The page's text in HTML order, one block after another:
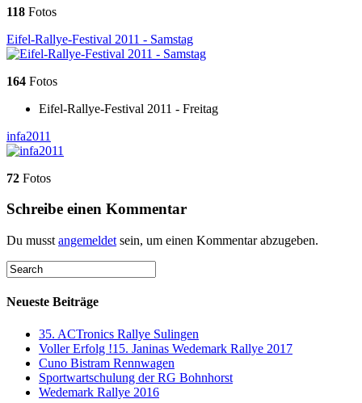
118 Fotos
Eifel-Rallye-Festival 2011 - Samstag
164 Fotos
Eifel-Rallye-Festival 2011 - Freitag
infa2011
72 Fotos
Schreibe einen Kommentar
Du musst angemeldet sein, um einen Kommentar abzugeben.
Neueste Beiträge
35. ACTronics Rallye Sulingen
Voller Erfolg !15. Janinas Wedemark Rallye 2017
Cuno Bistram Rennwagen
Sportwartschulung der RG Bohnhorst
Wedemark Rallye 2016